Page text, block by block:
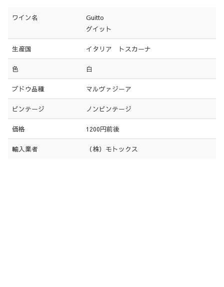
ワイン名
Guitto
グイット
生産国 イタリア トスカーナ
色 白
ブドウ品種 マルヴァジーア
ビンテージ ノンビンテージ
価格 1200円前後
輸入業者 （株）モトックス